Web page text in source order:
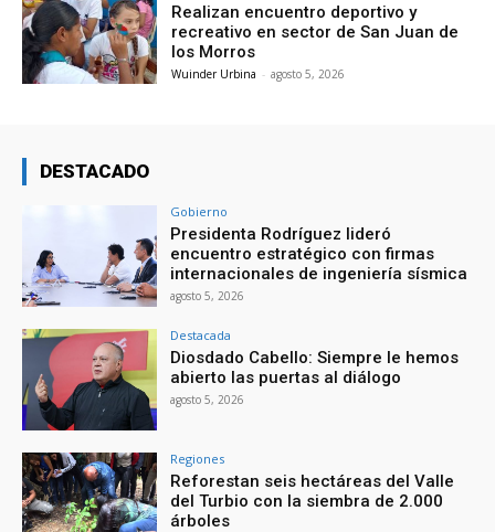
Realizan encuentro deportivo y
recreativo en sector de San Juan de
los Morros
Wuinder Urbina - agosto 5, 2026
DESTACADO
Gobierno
Presidenta Rodríguez lideró
encuentro estratégico con firmas
internacionales de ingeniería sísmica
agosto 5, 2026
Destacada
Diosdado Cabello: Siempre le hemos
abierto las puertas al diálogo
agosto 5, 2026
Regiones
Reforestan seis hectáreas del Valle
del Turbio con la siembra de 2.000
árboles